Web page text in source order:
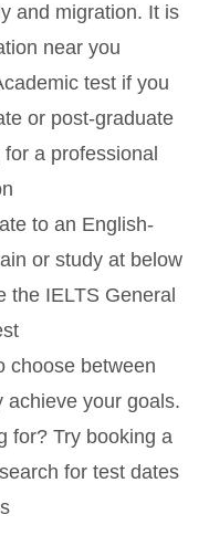
and migration. It is
near you.
test if you
or post-graduate
a professional
to an English-
or study at below
the IELTS General
choose between
achieve your goals.
for? Try booking a
for test dates